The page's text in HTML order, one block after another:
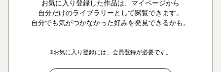
お気に入り登録した作品は、マイページから
自分だけのライブラリーとして閲覧できます。
自分でも気がつかなかった好みを発見できるかも。
※お気に入り登録には、会員登録が必要です。